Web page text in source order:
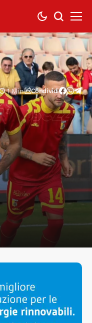
1 Min Condividi